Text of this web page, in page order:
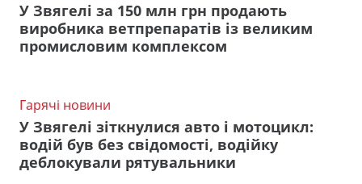
У Звягелі за 150 млн грн продають
виробника ветпрепаратів із великим
промисловим комплексом
Гарячі новини
У Звягелі зіткнулися авто і мотоцикл:
водій був без свідомості, водійку
деблокували рятувальники